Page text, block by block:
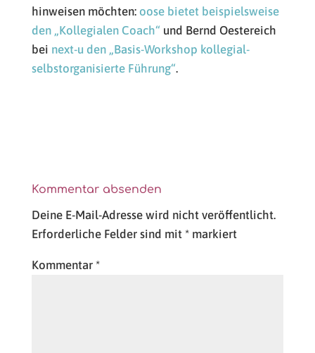
hinweisen möchten: oose bietet beispielsweise
den „Kollegialen Coach“ und Bernd Oestereich
bei next-u den „Basis-Workshop kollegial-
selbstorganisierte Führung“.
Kommentar absenden
Deine E-Mail-Adresse wird nicht veröffentlicht.
Erforderliche Felder sind mit *markiert
Kommentar *